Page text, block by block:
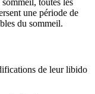
toutes les
une période de
du sommeil.
de leur libido